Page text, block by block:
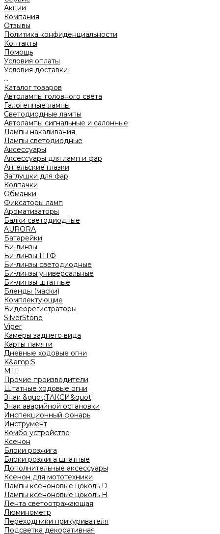
Акции
Компания
Отзывы
Политика конфиденциальности
Контакты
Помощь
Условия оплаты
Условия доставки
...
Каталог товаров
Автолампы головного света
Галогенные лампы
Светодиодные лампы
Автолампы сигнальные и салонные
Лампы накаливания
Лампы светодиодные
Аксессуары
Аксессуары для ламп и фар
Ангельские глазки
Заглушки для фар
Колпачки
Обманки
Фиксаторы ламп
Ароматизаторы
Балки светодиодные
AURORA
Батарейки
Би-линзы
Би-линзы ПТФ
Би-линзы светодиодные
Би-линзы универсальные
Би-линзы штатные
Бленды (маски)
Комплектующие
Видеорегистраторы
SilverStone
Viper
Камеры заднего вида
Карты памяти
Дневные ходовые огни
K&amp;S
MTF
Прочие производители
Штатные ходовые огни
Знак &quot;ТАКСИ&quot;
Знак аварийной остановки
Инспекционный фонарь
Инструмент
Комбо устройство
Ксенон
Блоки розжига
Блоки розжига штатные
Дополнительные аксессуары
Ксенон для мототехники
Лампы ксеноновые цоколь D
Лампы ксеноновые цоколь H
Лента светоотражающая
Люминометр
Переходники прикуривателя
Подсветка декоративная